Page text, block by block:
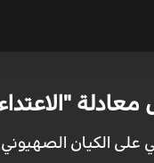
معادلة
على الكيان